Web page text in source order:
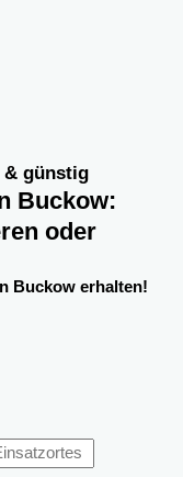
& günstig
Buckow:
oder
Buckow erhalten!